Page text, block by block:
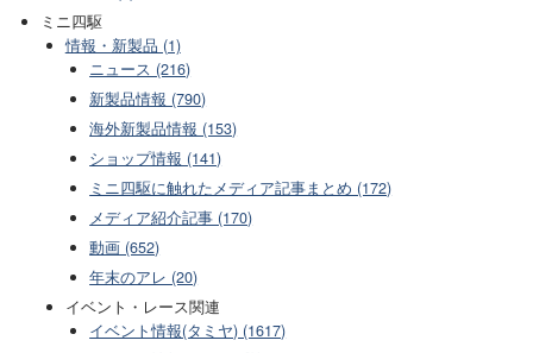
ミニ四駆
情報・新製品 (1)
ニュース (216)
新製品情報 (790)
海外新製品情報 (153)
ショップ情報 (141)
ミニ四駆に触れたメディア記事まとめ (172)
メディア紹介記事 (170)
動画 (652)
年末のアレ (20)
イベント・レース関連
イベント情報(タミヤ) (1617)